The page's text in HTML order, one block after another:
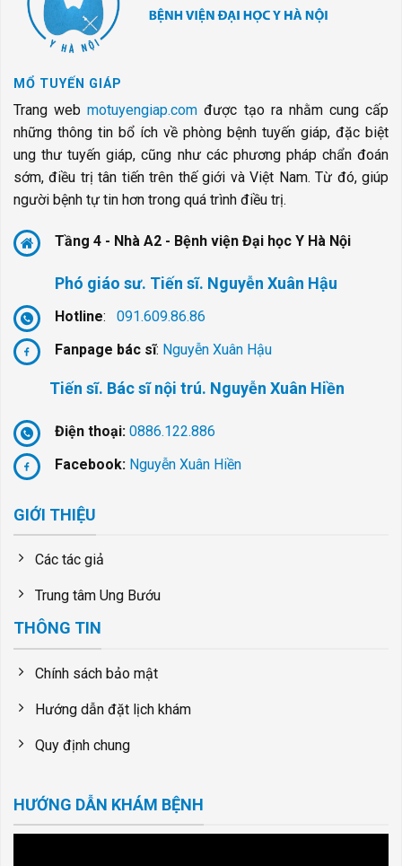
MỔ TUYẾN GIÁP
Trang webmotuyengiap.com được tạo ra nhằm cung cấp
những thông tin bổ ích về phòng bệnh tuyến giáp, đặc biệt
ung thư tuyến giáp, cũng như các phương pháp chẩn đoán
sớm, điều trị tân tiến trên thế giới và Việt Nam. Từ đó, giúp
người bệnh tự tin hơn trong quá trình điều trị.
Tầng 4 - Nhà A2 - Bệnh viện Đại học Y Hà Nội
Phó giáo sư. Tiến sĩ. Nguyễn Xuân Hậu
Hotline: 091.609.86.86
Fanpage bác sĩ: Nguyễn Xuân Hậu
Tiến sĩ. Bác sĩ nội trú. Nguyễn Xuân Hiền
Điện thoại: 0886.122.886
Facebook: Nguyễn Xuân Hiền
GIỚI THIỆU
Các tác giả
Trung tâm Ung Bướu
THÔNG TIN
Chính sách bảo mật
Hướng dẫn đặt lịch khám
Quy định chung
HƯỚNG DẪN KHÁM BỆNH